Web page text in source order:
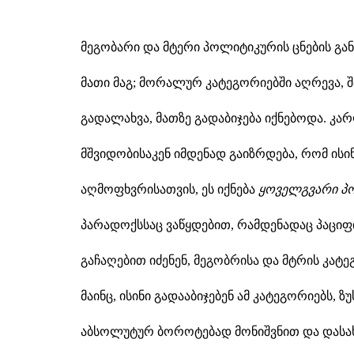
მეგობარი და მტერი პოლიტიკურის ცნების
მათი მაგ; მორალურ კატეგორიებში აღრევა,
გადალახვა, მათზე გადაბიჯება იქნებოდა.
მშვიდობისაკენ იმდენად გაიზრდება, რომ
აღმოფხვრისათვის, ეს იქნება ყოველგვარი
პარადოქსსაც ვაწყდებით, რამდენადაც
გაჩაღებით იძენენ, მეგობრისა და მტრის
მაინც, ისინი გადააბიჯებენ ამ კატეგორიებს,
აბსოლუტურ ბოროტებად მონიშვნით და